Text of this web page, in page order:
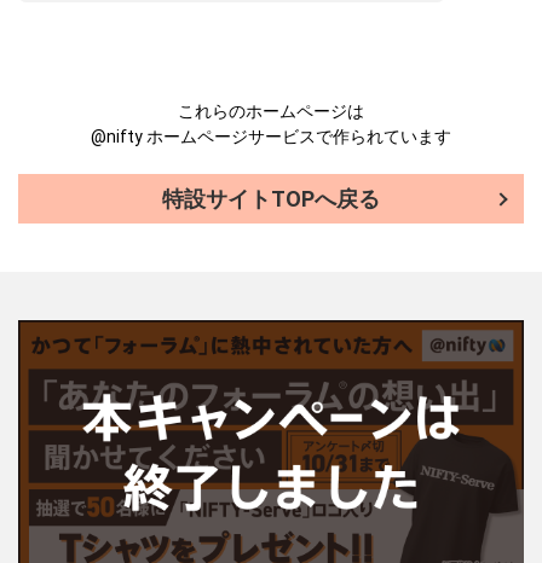
これらのホームページは
@nifty ホームページサービスで作られています
特設サイトTOPへ戻る